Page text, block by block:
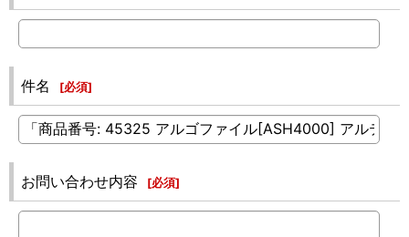
件名 [必須]
お問い合わせ内容 [必須]